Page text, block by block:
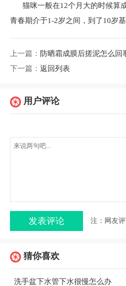
猫咪一般在12个月大的时候算
青春期介于1-2岁之间，到了10岁
上一篇： 防晒霜成膜后搓泥怎么回
下一篇： 返回列表
用户评论
注：网友
猜你喜欢
洗手盆下水管下水很慢怎么办